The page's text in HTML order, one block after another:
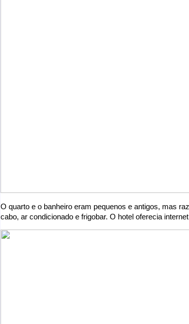
O quarto e o banheiro eram pequenos e antigos, mas
cabo, ar condicionado e frigobar. O hotel oferecia